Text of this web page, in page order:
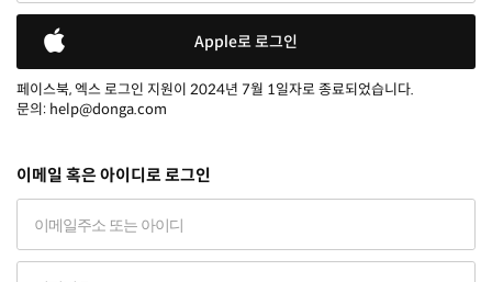
Apple로 로그인
페이스북, 엑스 로그인 지원이 2024년 7월 1일자로 종료되었습니다.
문의: help@donga.com
이메일 혹은 아이디로 로그인